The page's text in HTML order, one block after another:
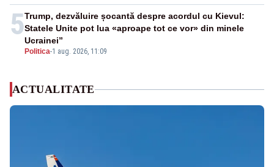
5
Politica-1 aug. 2026, 11:09
Trump, dezvăluire șocantă despre acordul cu Kievul:
Statele Unite pot lua «aproape tot ce vor» din minele
Ucrainei”
ACTUALITATE